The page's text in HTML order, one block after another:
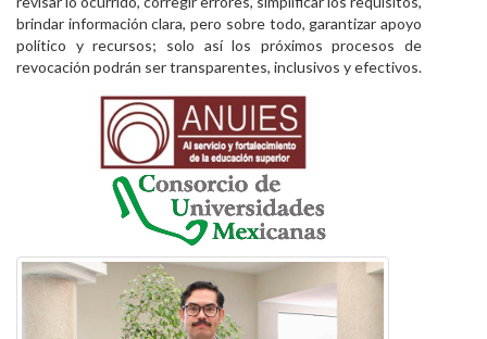
brindar información clara, pero sobre todo, garantizar apoyo
político y recursos; solo así los próximos procesos de
revocación podrán ser transparentes, inclusivos y efectivos.